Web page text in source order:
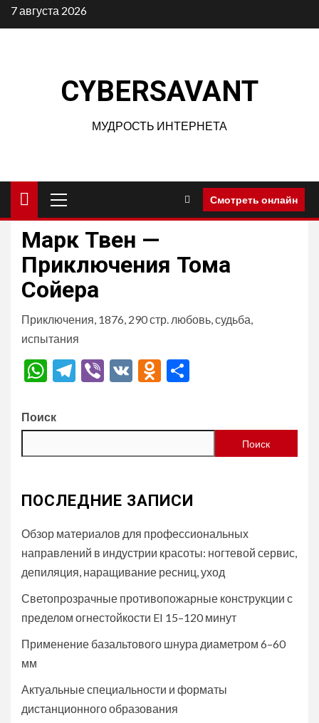
Перейти
к
7 августа 2026
CYBERSAVANT
МУДРОСТЬ ИНТЕРНЕТА
меню
Смотреть онлайн
Марк Твен —
Приключения Тома
Сойера
Приключения, 1876, 290 стр. любовь, судьба,
испытания
WhatsApp
Telegram
Viber
VK Odnoklassniki
Поиск
Поиск
ПОСЛЕДНИЕ ЗАПИСИ
Обзор материалов для профессиональных
направлений в индустрии красоты: ногтевой сервис,
депиляция, наращивание ресниц, уход
Светопрозрачные противопожарные конструкции с
пределом огнестойкости EI 15–120 минут
Применение базальтового шнура диаметром 6–60
мм
Актуальные специальности и форматы
дистанционного образования